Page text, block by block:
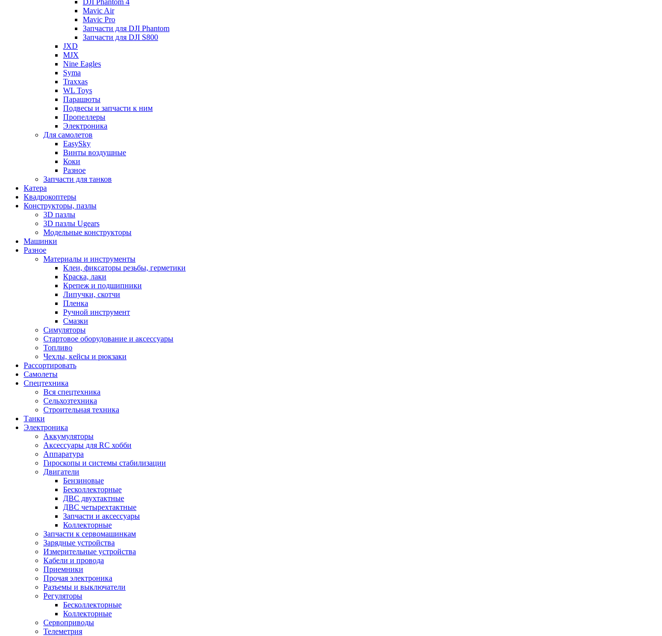
DJI Phantom 4
Mavic Air
Mavic Pro
Запчасти для DJI Phantom
Запчасти для DJI S800
JXD
MJX
Nine Eagles
Syma
Traxxas
WL Toys
Парашюты
Подвесы и запчасти к ним
Пропеллеры
Электроника
Для самолетов
EasySky
Винты воздушные
Коки
Разное
Запчасти для танков
Катера
Квадрокоптеры
Конструкторы, пазлы
3D пазлы
3D пазлы Ugears
Модельные конструкторы
Машинки
Разное
Материалы и инструменты
Клеи, фиксаторы резьбы, герметики
Краска, лаки
Крепеж и подшипники
Липучки, скотчи
Пленка
Ручной инструмент
Смазки
Симуляторы
Стартовое оборудование и аксессуары
Топливо
Чехлы, кейсы и рюкзаки
Рассортировать
Самолеты
Спецтехника
Вся спецтехника
Сельхозтехника
Строительная техника
Танки
Электроника
Аккумуляторы
Аксессуары для RC хобби
Аппаратура
Гироскопы и системы стабилизации
Двигатели
Бензиновые
Бесколлекторные
ДВС двухтактные
ДВС четырехтактные
Запчасти и аксессуары
Коллекторные
Запчасти к сервомашинкам
Зарядные устройства
Измерительные устройства
Кабели и провода
Приемники
Прочая электроника
Разъемы и выключатели
Регуляторы
Бесколлекторные
Коллекторные
Сервоприводы
Телеметрия